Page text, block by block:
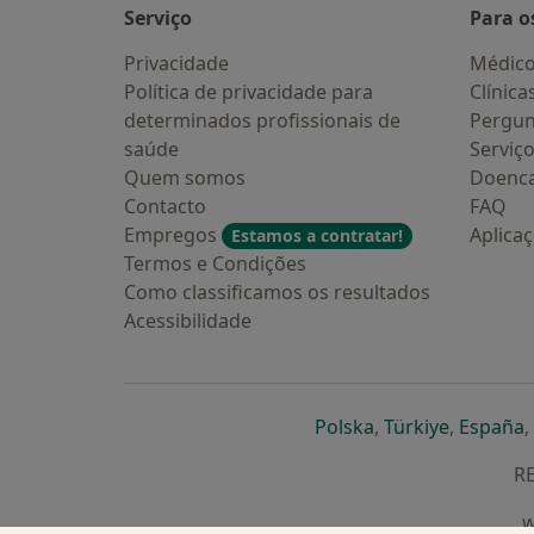
Serviço
Privacidade
Política de privacidade para
determinados profissionais de
saúde
Quem somos
Contacto
Empregos
Estamos a contratar!
Termos e Condições
Como classificamos os resultados
Acessibilidade
Para
FAQ
Polskaabre num novo
, Türkiyeabre
, España,